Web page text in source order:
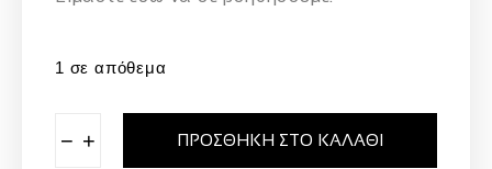
1 σε απόθεμα
− + ΠΡΟΣΘΉΚΗ ΣΤΟ ΚΑΛΆΘΙ